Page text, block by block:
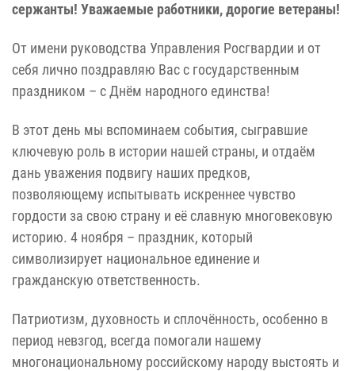
сержанты! Уважаемые работники, дорогие ветераны!
От имени руководства Управления Росгвардии и от
себя лично поздравляю Вас с государственным
праздником – с Днём народного единства!
В этот день мы вспоминаем события, сыгравшие
ключевую роль в истории нашей страны, и отдаём
дань уважения подвигу наших предков,
позволяющему испытывать искреннее чувство
гордости за свою страну и её славную многовековую
историю. 4 ноября – праздник, который
символизирует национальное единение и
гражданскую ответственность.
Патриотизм, духовность и сплочённость, особенно в
период невзгод, всегда помогали нашему
многонациональному российскому народу выстоять и